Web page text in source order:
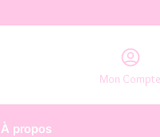
Mon Compte
À propos